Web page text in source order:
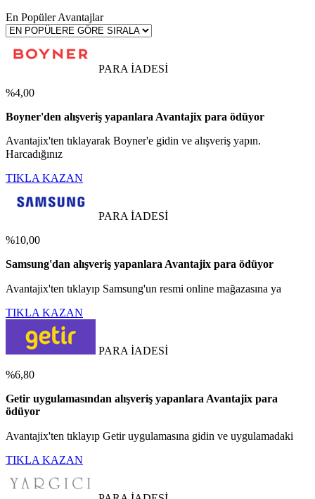
En Popüler Avantajlar
PARA İADESİ
%4,00
Boyner'den alışveriş yapanlara Avantajix para ödüyor
Avantajix'ten tıklayarak Boyner'e gidin ve alışveriş yapın.
Harcadığınız
TIKLA KAZAN
PARA İADESİ
%10,00
Samsung'dan alışveriş yapanlara Avantajix para ödüyor
Avantajix'ten tıklayıp Samsung'un resmi online mağazasına ya
TIKLA KAZAN
PARA İADESİ
%6,80
Getir uygulamasından alışveriş yapanlara Avantajix para
ödüyor
Avantajix'ten tıklayıp Getir uygulamasına gidin ve uygulamadaki
TIKLA KAZAN